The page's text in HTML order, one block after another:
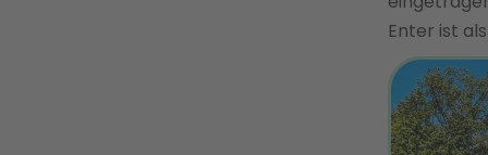
Enter ist